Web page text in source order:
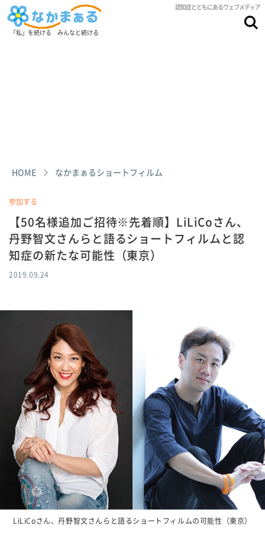
認知症とともにあるウェブメディア
「私」を続ける みんなと続ける
HOME なかまぁるショートフィルム
参加する
【50名様追加ご招待※先着順】LiLiCoさん、
丹野智文さんらと語るショートフィルムと認
知症の新たな可能性（東京）
2019.09.24
LiLiCoさん、丹野智文さんらと語るショートフィルムの可能性（東京）